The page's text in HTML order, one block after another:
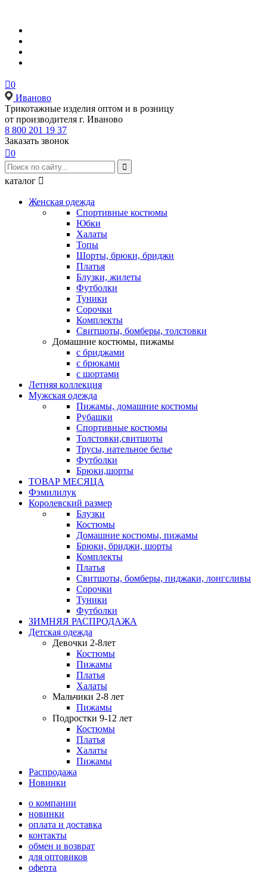
0
Иваново
Tрикотажные изделия оптом и в розницу
от производителя г. Иваново
8 800 201 19 37
Заказать звонок
0

каталог 
Женская одежда
Спортивные костюмы
Юбки
Халаты
Топы
Шорты, брюки, бриджи
Платья
Блузки, жилеты
Футболки
Туники
Сорочки
Комплекты
Свитшоты, бомберы, толстовки
Домашние костюмы, пижамы
с бриджами
с брюками
с шортами
Летняя коллекция
Мужская одежда
Пижамы, домашние костюмы
Рубашки
Спортивные костюмы
Толстовки,свитшоты
Трусы, нательное белье
Футболки
Брюки,шорты
ТОВАР МЕСЯЦА
Фэмилилук
Королевский размер
Блузки
Костюмы
Домашние костюмы, пижамы
Брюки, бриджи, шорты
Комплекты
Платья
Свитшоты, бомберы, пиджаки, лонгсливы
Сорочки
Туники
Футболки
ЗИМНЯЯ РАСПРОДАЖА
Детская одежда
Девочки 2-8лет
Костюмы
Пижамы
Платья
Халаты
Мальчики 2-8 лет
Пижамы
Подростки 9-12 лет
Костюмы
Платья
Халаты
Пижамы
Распродажа
Новинки
о компании
новинки
оплата и доставка
контакты
обмен и возврат
для оптовиков
оферта